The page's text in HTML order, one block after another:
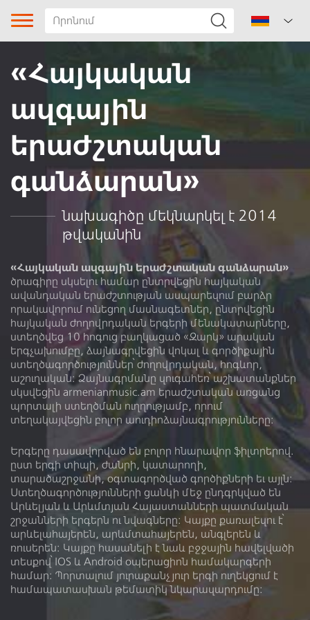
Երգի տիպը
Ենթաժանր
Դաշտային
աշխատանքային երգ
Տարածաշրջան
Հեղինակ
Կատարող
Գործիք
Ձայնադարան Տեսադարան
Մեր մասին Գրադարան
Լիցենզիա
«Հայկական
ազգային
երաժշտական
գանձարան»
նախագիծը մեկնարկել է 2014
թվականին
«Հայկական ազգային երաժշտական գանձարան»
ծրագիրը սկսելու համար ընտրվեցին հայկական
ավանդական երաժշտության ասպարեզում բարձր
որակավորում ունեցող մասնագետներ, ընտրվեցին
հայկական ժողովրդական երգերի մենակատարները,
ստեղծվեց 10 հոգուց բաղկացած «Զարկ» արական
երգչախումբը, ձայնագրվեցին վոկալ և գործիքային
ստեղծագործություններ՝ ժողովրդական, հոգևոր,
աշուղական: Ձայնագրմանը զուգահեռ՝ աշխատանքներ
սկսվեցին armenianmusic.am երաժշտական առցանց
պորտալի ստեղծման ուղղությամբ, որում
տեղակայվեցին բոլոր աուդիոձայնագրությունները:
Երգերը դասավորված են բոլոր հնարավոր ֆիլտրերով.
ըստ երգի տիպի, ժանրի, կատարողի,
տարածաշրջանի, օգտագործված գործիքների եւ այլն:
Ստեղծագործությունների ցանկի մեջ ընդգրկված են
Արևելյան և Արևմտյան Հայաստանների պատմական
շրջանների երգերն ու նվագները: Կայքը քառալեզու է՝
արևելահայերեն, արևմտահայերեն, անգլերեն և
ռուսերեն։ Կայքը հասանելի է նաև բջջային հավելվածի
տեսքով՝ IOS և Android օպերացիոն համակարգերի
համար: Պորտալում յուրաքանչյուր երգի ուղեկցում է
համապատասխան թեմատիկ նկարազարդումը: